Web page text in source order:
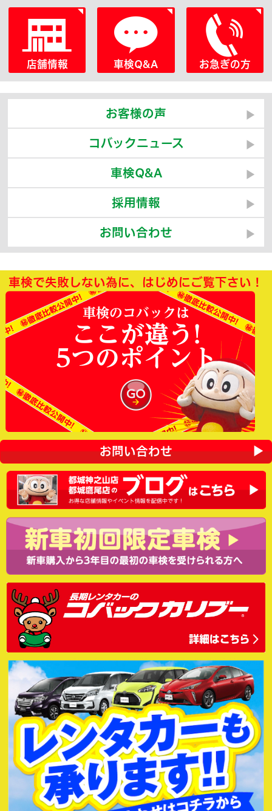
店舗情報 車検Q&A お急ぎの方
お客様の声
コバックニュース
車検Q&A
採用情報
お問い合わせ
車検で失敗しない為に、はじめにご覧下さい！
車検のコバックは
ここが違う!
5つのポイント
お問い合わせ